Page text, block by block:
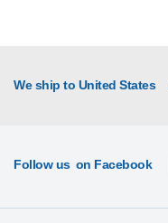
We ship to United States
Follow us on Facebook